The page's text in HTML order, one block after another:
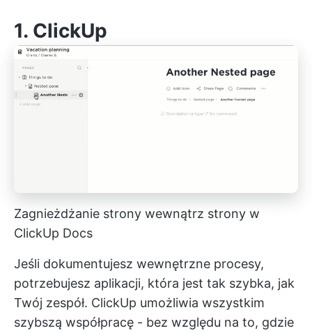
1. ClickUp
Zagnieżdżanie strony wewnątrz strony w
ClickUp Docs
Jeśli dokumentujesz wewnętrzne procesy,
potrzebujesz aplikacji, która jest tak szybka, jak
Twój zespół. ClickUp umożliwia wszystkim
szybszą współpracę - bez względu na to, gdzie